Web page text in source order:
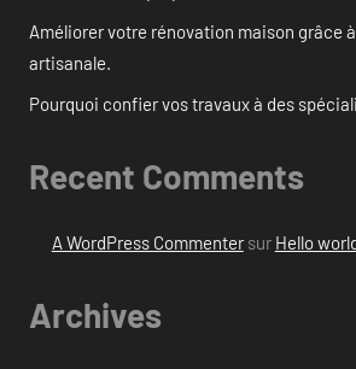
Améliorer votre rénovation maison grâce à
artisanale.
Pourquoi confier vos travaux à des
Recent Comments
A WordPress Commentersur Hello
Archives